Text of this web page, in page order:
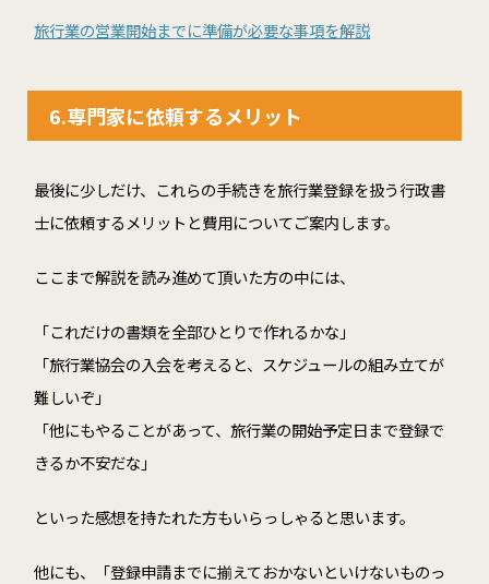
旅行業の営業開始までに準備が必要な事項を解説
6.専門家に依頼するメリット
最後に少しだけ、これらの手続きを旅行業登録を扱う行政書
士に依頼するメリットと費用についてご案内します。
ここまで解説を読み進めて頂いた方の中には、
「これだけの書類を全部ひとりで作れるかな」
「旅行業協会の入会を考えると、スケジュールの組み立てが
難しいぞ」
「他にもやることがあって、旅行業の開始予定日まで登録で
きるか不安だな」
といった感想を持たれた方もいらっしゃると思います。
他にも、「登録申請までに揃えておかないといけないものっ